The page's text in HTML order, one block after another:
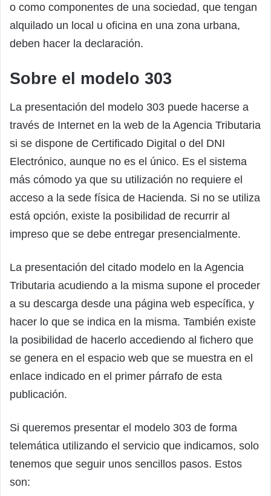
o como componentes de una sociedad, que tengan
alquilado un local u oficina en una zona urbana,
deben hacer la declaración.
Sobre el modelo 303
La presentación del modelo 303 puede hacerse a
través de Internet en la web de la Agencia Tributaria
si se dispone de Certificado Digital o del DNI
Electrónico, aunque no es el único. Es el sistema
más cómodo ya que su utilización no requiere el
acceso a la sede física de Hacienda. Si no se utiliza
está opción, existe la posibilidad de recurrir al
impreso que se debe entregar presencialmente.
La presentación del citado modelo en la Agencia
Tributaria acudiendo a la misma supone el proceder
a su descarga desde una página web específica, y
hacer lo que se indica en la misma. También existe
la posibilidad de hacerlo accediendo al fichero que
se genera en el espacio web que se muestra en el
enlace indicado en el primer párrafo de esta
publicación.
Si queremos presentar el modelo 303 de forma
telemática utilizando el servicio que indicamos, solo
tenemos que seguir unos sencillos pasos. Estos
son: